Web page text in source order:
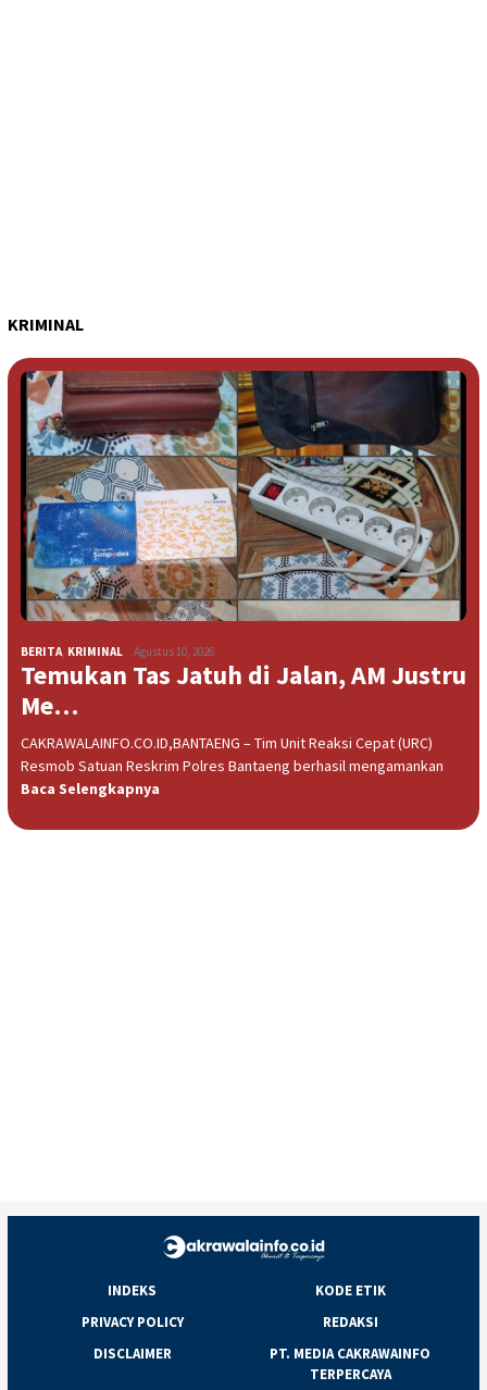
KRIMINAL
BERITA KRIMINAL Agustus 10, 2026
Temukan Tas Jatuh di Jalan, AM Justru
Me…
CAKRAWALAINFO.CO.ID,BANTAENG – Tim Unit Reaksi Cepat (URC)
Resmob Satuan Reskrim Polres Bantaeng berhasil mengamankan
Baca Selengkapnya
INDEKS
KODE ETIK
PRIVACY POLICY
REDAKSI
DISCLAIMER
PT. MEDIA CAKRAWAINFO
TERPERCAYA